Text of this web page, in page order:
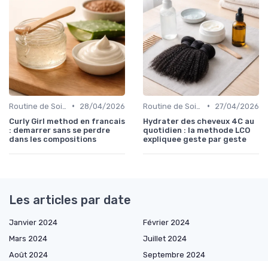
•
28/04/2026
Curly Girl method en francais
: demarrer sans se perdre
dans les compositions
•
27/04/2026
Hydrater des cheveux 4C au
quotidien : la methode LCO
expliquee geste par geste
Les articles par date
Janvier 2024
Février 2024
Mars 2024
Juillet 2024
Août 2024
Septembre 2024